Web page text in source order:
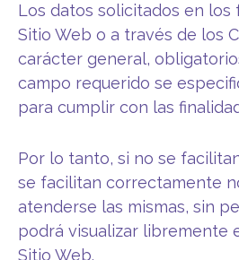
Los datos solicitados en los
Sitio Web o a través de los
carácter general,
campo requerido se
para cumplir con las
Por lo tanto, si no se
se facilitan correctamente
atenderse las mismas, sin
podrá visualizar libremente
Sitio Web.